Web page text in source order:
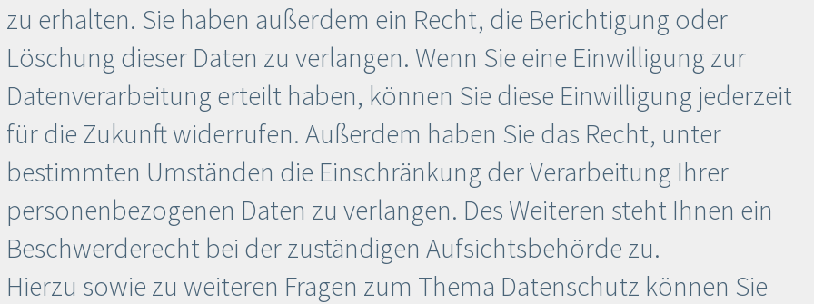
zu erhalten. Sie haben außerdem ein Recht, die Berichtigung oder
Löschung dieser Daten zu verlangen. Wenn Sie eine Einwilligung zur
Datenverarbeitung erteilt haben, können Sie diese Einwilligung jederzeit
für die Zukunft widerrufen. Außerdem haben Sie das Recht, unter
bestimmten Umständen die Einschränkung der Verarbeitung Ihrer
personenbezogenen Daten zu verlangen. Des Weiteren steht Ihnen ein
Beschwerderecht bei der zuständigen Aufsichtsbehörde zu.
Hierzu sowie zu weiteren Fragen zum Thema Datenschutz können Sie